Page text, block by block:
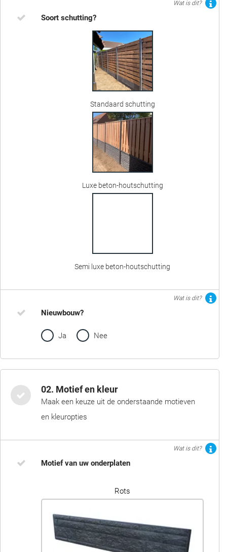
Wat is dit?
Soort schutting?
Standaard schutting
Luxe beton-houtschutting
Semi luxe beton-houtschutting
Wat is dit?
Nieuwbouw?
Ja Nee
02. Motief en kleur
Maak een keuze uit de onderstaande motieven
en kleuropties
Wat is dit?
Motief van uw onderplaten
Rots